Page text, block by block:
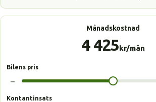
Månadskostnad
4 425kr/mån
Bilens pris
−
Kontantinsats